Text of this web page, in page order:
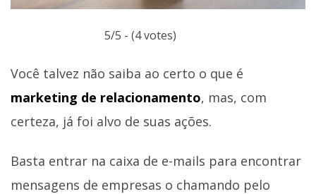
5/5 - (4 votes)
Você talvez não saiba ao certo o que é
marketing de relacionamento, mas, com
certeza, já foi alvo de suas ações.
Basta entrar na caixa de e-mails para encontrar
mensagens de empresas o chamando pelo